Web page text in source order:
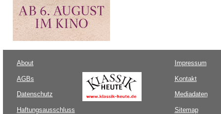
About
AGBs
Datenschutz
Haftungsausschluss
Impressum
Kontakt
Mediadaten
Sitemap